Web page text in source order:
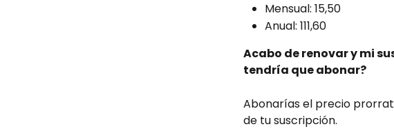
Mensual: 15,50
Anual: 111,60
Acabo de renovar y mi
tendría que abonar?
Abonarías el precio
de tu suscripción.